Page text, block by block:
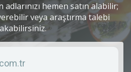
adlarınızı hemen satın alabilir;
veya araştırma talebi